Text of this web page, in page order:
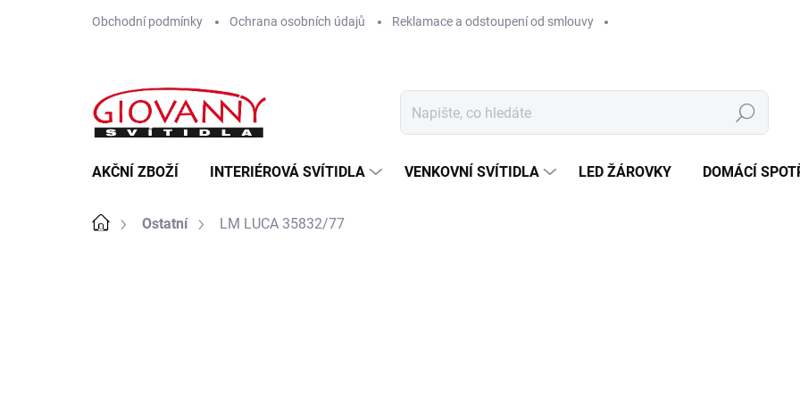
Obchodní podmínky Ochrana osobních údajů Reklamace a odstoupení od smlouvy
Hledat
AKČNÍ ZBOŽÍ INTERIÉROVÁ SVÍTIDLA VENKOVNÍ SVÍTIDLA LED ŽÁROVKY DOMÁCÍ
DomůOstatní LM LUCA 35832/77